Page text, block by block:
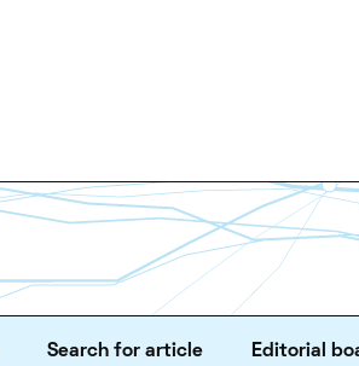
Search for article Editorial